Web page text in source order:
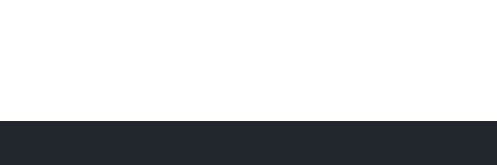
доставка осуществляется до ближайшего